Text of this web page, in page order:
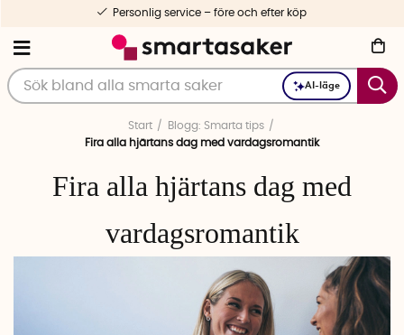
AI-läge
1-3 dagars leverans
Start
Blogg: Smarta tips
Fira alla hjärtans dag med vardagsromantik
Fira alla hjärtans dag med
vardagsromantik